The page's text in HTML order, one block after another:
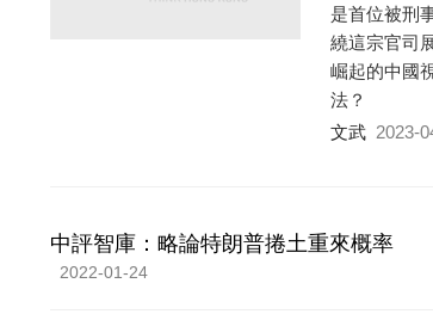
是首位被刑
繞這宗官司
崛起的中國
法？
文武 2023-
中評智庫：略論特朗普捲土重來概率
2022-01-24